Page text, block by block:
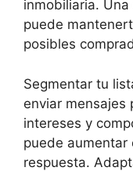
inmobiliaria.
puede
posibles
Segmentar tu
enviar mensajes
intereses y
puede aumentar
respuesta.